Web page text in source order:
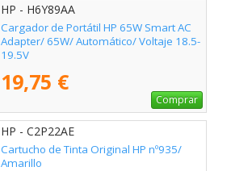
HP - H6Y89AA
Cargador de Portátil HP 65W Smart AC
Adapter/ 65W/ Automático/ Voltaje 18.5-
19.5V
19,75 €
Comprar
HP - C2P22AE
Cartucho de Tinta Original HP nº935/
Amarillo